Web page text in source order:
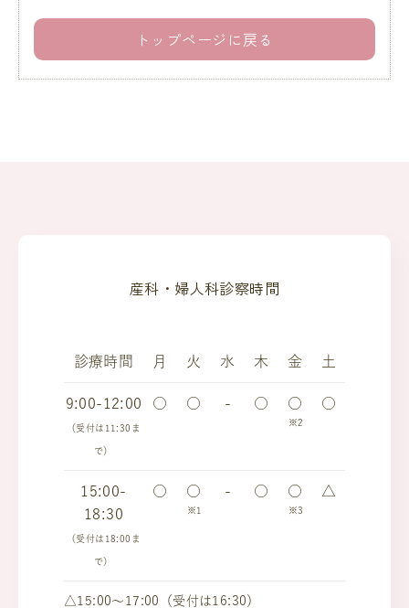
トップページに戻る
産科・婦人科診察時間
診療時間 月 火 水 木 金 土
9:00-12:00
（受付は11:30ま
で）
○ ○ - ○ ○
※2
○
15:00-
18:30
（受付は18:00ま
で）
○ ○
※1
- ○ ○
※3
△
△15:00～17:00（受付は16:30）